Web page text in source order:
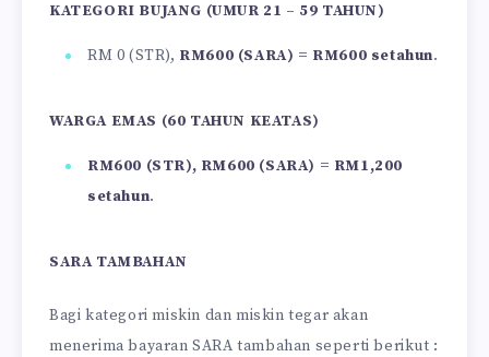
KATEGORI BUJANG (UMUR 21 – 59 TAHUN)
RM 0 (STR), RM600 (SARA) = RM600 setahun.
WARGA EMAS (60 TAHUN KEATAS)
RM600 (STR), RM600 (SARA) = RM1,200
setahun.
SARA TAMBAHAN
Bagi kategori miskin dan miskin tegar akan
menerima bayaran SARA tambahan seperti berikut :